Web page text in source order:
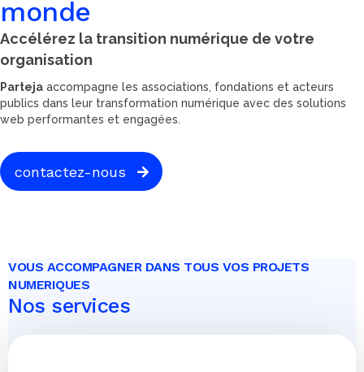
monde
Accélérez la transition numérique de votre
organisation
Parteja accompagne les associations, fondations et acteurs
publics dans leur transformation numérique avec des solutions
web performantes et engagées.
contactez-nous
VOUS ACCOMPAGNER DANS TOUS VOS PROJETS
NUMERIQUES
Nos services